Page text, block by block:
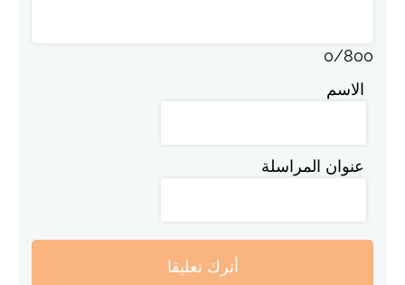
0/800
الاسم
عنوان المراسلة
أترك تعليقا